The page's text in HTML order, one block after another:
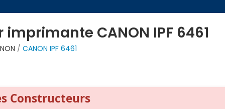
CANON IPF 6461
CANON IPF 6461
Constructeurs